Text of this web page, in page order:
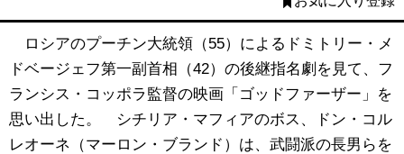
ロシアのプーチン大統領（55）によるドミトリー・メ
ドベージェフ第一副首相（42）の後継指名劇を見て、フ
ランシス・コッポラ監督の映画「ゴッドファーザー」を
思い出した。 シチリア・マフィアのボス、ドン・コル
レオーネ（マーロン・ブランド）は、武闘派の長男らを